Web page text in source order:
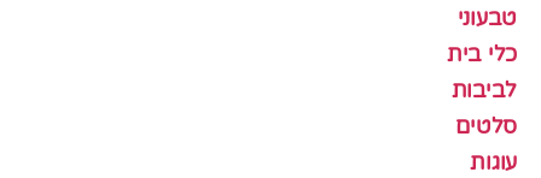
טבעוני
כלי בית
לביבות
סלטים
עוגות